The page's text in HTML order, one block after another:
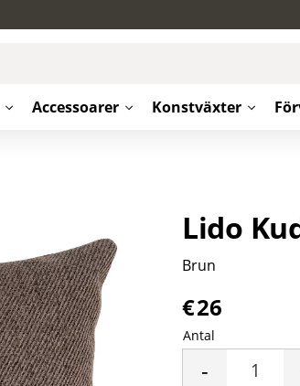
Accessoarer Konstväxter
Lido
Brun
€26
Antal
-